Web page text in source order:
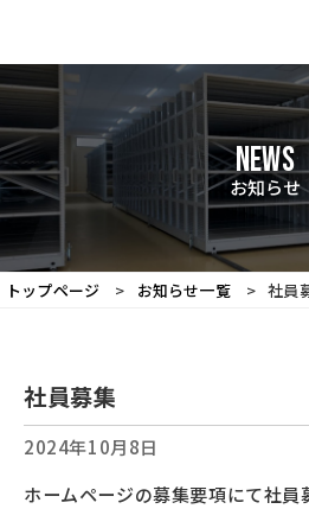
NEWS
お知らせ
トップページ お知らせ一覧 社員
社員募集
2024年10月8日
ホームページの募集要項にて社員